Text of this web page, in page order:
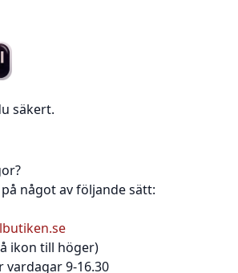
säkert.
något av följande sätt:
ikon till höger)
9-16.30